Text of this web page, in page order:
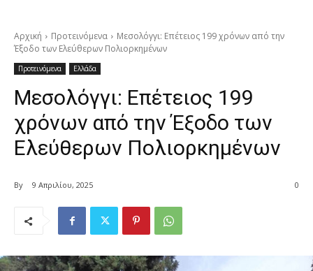
Αρχική Προτεινόμενα
Μεσολόγγι: Επέτειος 199 χρόνων από την
Έξοδο των Ελεύθερων Πολιορκημένων
Προτεινόμενα Ελλάδα
Μεσολόγγι: Επέτειος 199
χρόνων από την Έξοδο των
Ελεύθερων Πολιορκημένων
By 9 Απριλίου, 2025 0